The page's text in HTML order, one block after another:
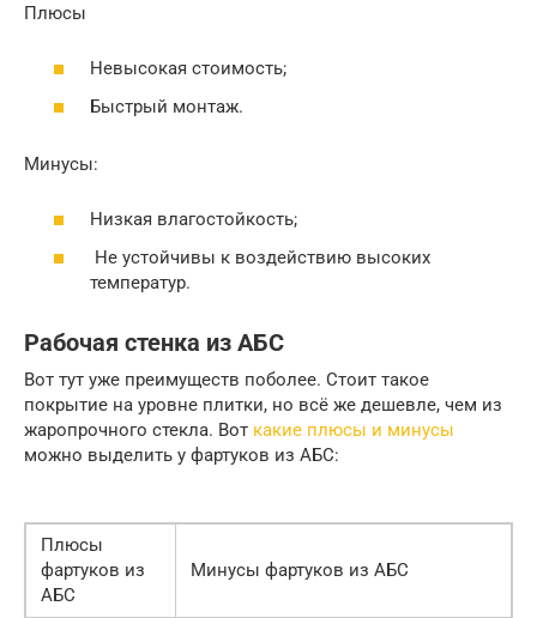
Плюсы
Невысокая стоимость;
Быстрый монтаж.
Минусы:
Низкая влагостойкость;
Не устойчивы к воздействию высоких
температур.
Рабочая стенка из АБС
Вот тут уже преимуществ поболее. Стоит такое
покрытие на уровне плитки, но всё же дешевле, чем из
жаропрочного стекла. Вот какие плюсы и минусы
можно выделить у фартуков из АБС:
Плюсы
фартуков из
АБС
Минусы фартуков из АБС